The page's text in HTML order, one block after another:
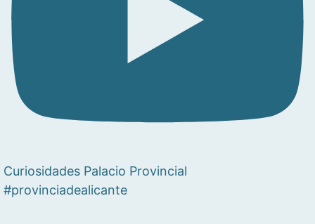
Curiosidades Palacio Provincial
#provinciadealicante